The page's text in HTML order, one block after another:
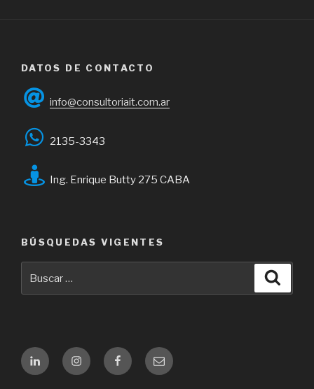
DATOS DE CONTACTO
info@consultoriait.com.ar
2135-3343
Ing. Enrique Butty 275 CABA
BÚSQUEDAS VIGENTES
por:
LinkedinInstagramFacebookEmail